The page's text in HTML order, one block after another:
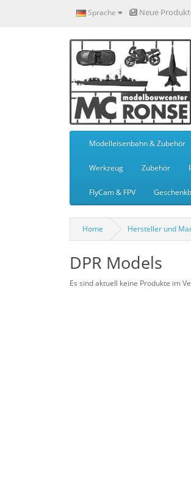
Sprache Neue
Modelleisenbahn & Zubehör
Werkzeug Zubehör
FlyCam & FPV
Home Hersteller und
DPR Models
Es sind aktuell keine Produkte im